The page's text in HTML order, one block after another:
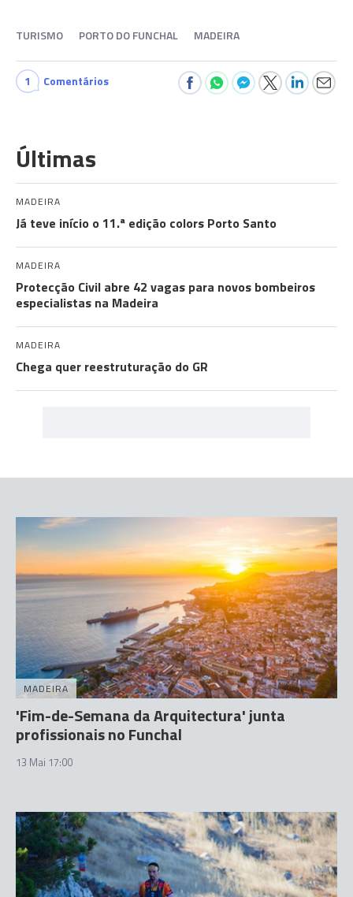
TURISMO PORTO DO FUNCHAL MADEIRA
1 Comentários
Últimas
MADEIRA
Já teve início o 11.ª edição colors Porto Santo
MADEIRA
Protecção Civil abre 42 vagas para novos bombeiros
especialistas na Madeira
MADEIRA
Chega quer reestruturação do GR
MADEIRA
'Fim-de-Semana da Arquitectura' junta
profissionais no Funchal
13 Mai 17:00